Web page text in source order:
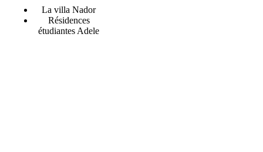
La villa Nador
Résidences
étudiantes Adele